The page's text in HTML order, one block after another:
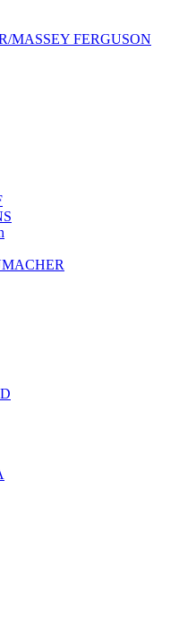
MASSEY FERGUSON